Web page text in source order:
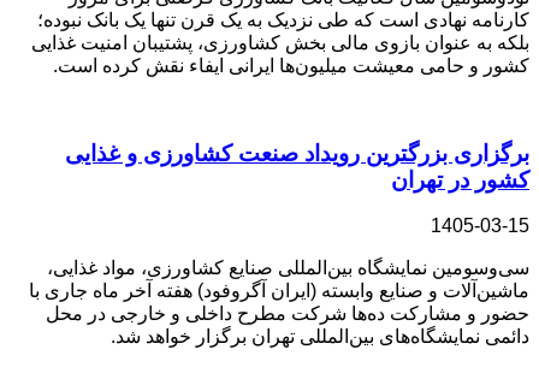
کارنامه نهادی است که طی نزدیک به یک قرن تنها یک بانک نبوده؛
بلکه به عنوان بازوی مالی بخش کشاورزی، پشتیبان امنیت غذایی
کشور و حامی معیشت میلیون‌ها ایرانی ایفاء نقش کرده است.
برگزاری بزرگترین رویداد صنعت کشاورزی و غذایی
کشور در تهران
1405-03-15
سی‌وسومین نمایشگاه بین‌المللی صنایع کشاورزی، مواد غذایی،
ماشین‌‌آلات و صنایع وابسته (ایران آگروفود) هفته آخر ماه جاری با
حضور و مشارکت ده‌ها شرکت مطرح داخلی و خارجی در محل
دائمی نمایشگاه‌های بین‌المللی تهران برگزار خواهد شد.